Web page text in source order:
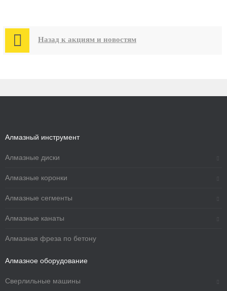
 Назад к акциям и новостям
Алмазный инструмент
Алмазные диски
Алмазные коронки
Алмазные сегменты
Алмазные канаты
Алмазная фреза по бетону
Алмазное оборудование
Сверлильные машины